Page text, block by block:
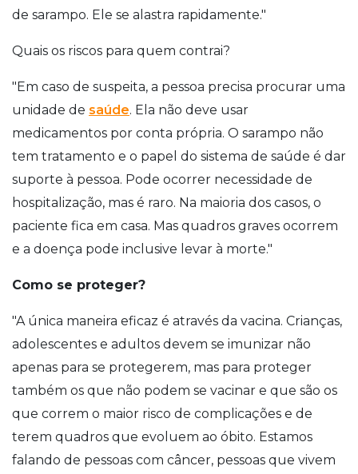
de sarampo. Ele se alastra rapidamente."
Quais os riscos para quem contrai?
"Em caso de suspeita, a pessoa precisa procurar uma
unidade de saúde. Ela não deve usar
medicamentos por conta própria. O sarampo não
tem tratamento e o papel do sistema de saúde é dar
suporte à pessoa. Pode ocorrer necessidade de
hospitalização, mas é raro. Na maioria dos casos, o
paciente fica em casa. Mas quadros graves ocorrem
e a doença pode inclusive levar à morte."
Como se proteger?
"A única maneira eficaz é através da vacina. Crianças,
adolescentes e adultos devem se imunizar não
apenas para se protegerem, mas para proteger
também os que não podem se vacinar e que são os
que correm o maior risco de complicações e de
terem quadros que evoluem ao óbito. Estamos
falando de pessoas com câncer, pessoas que vivem